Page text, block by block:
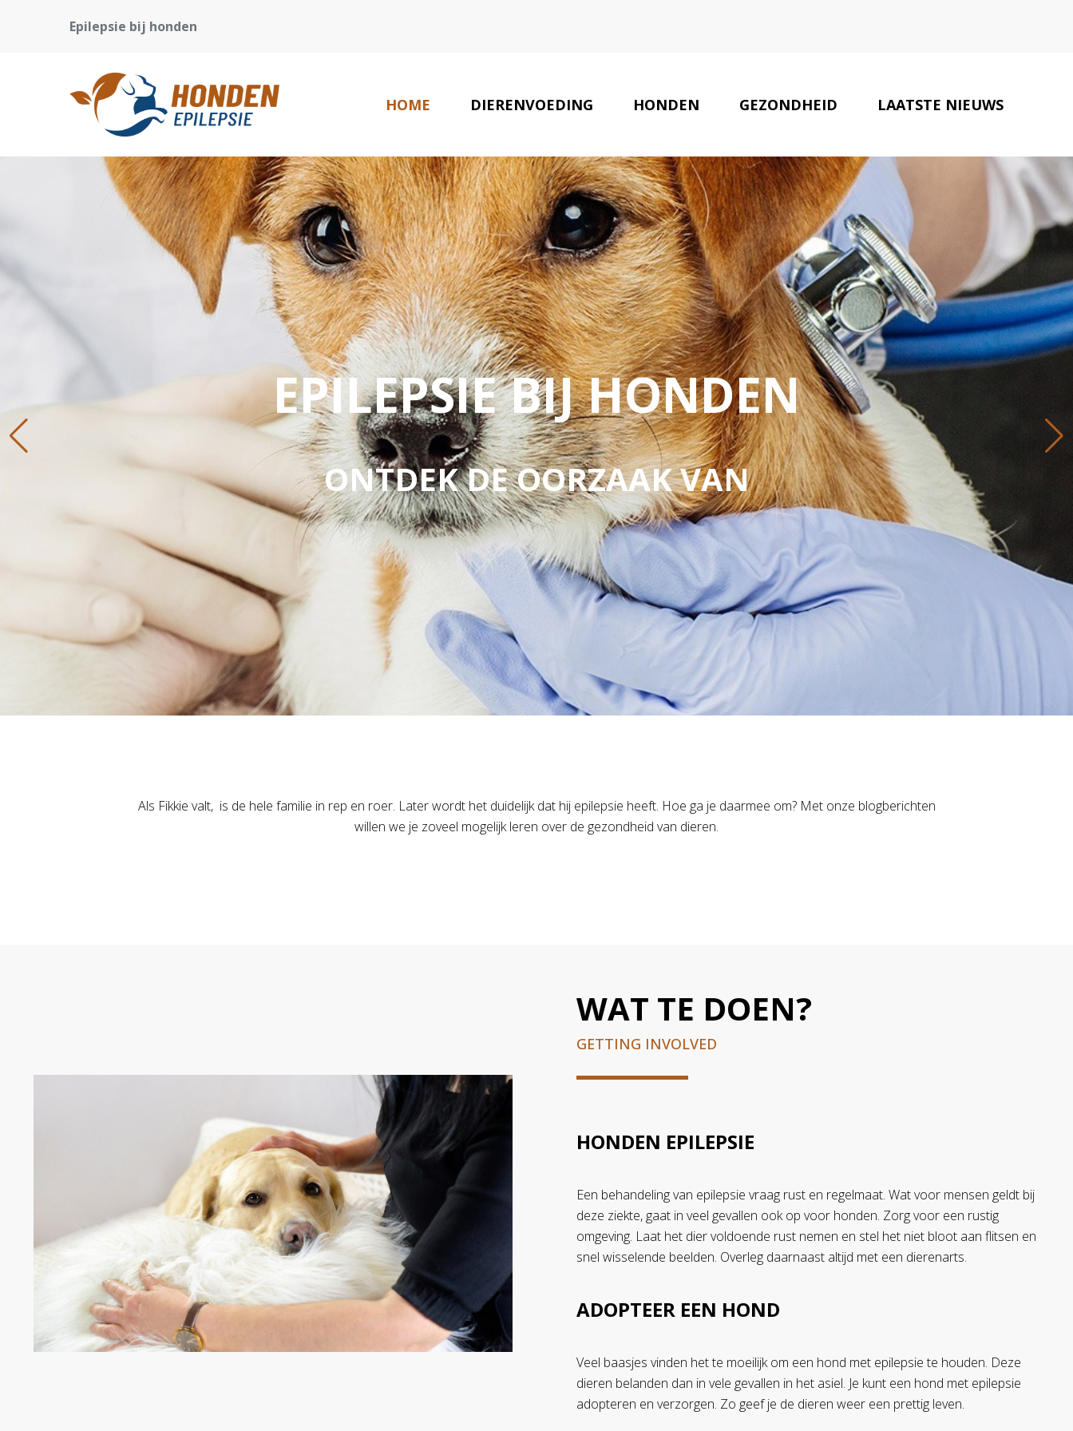
Epilepsie bij honden
HOME DIERENVOEDING HONDEN GEZONDHEID LAATSTE NIEUWS
DIERENARTSEN
EPILEPSIE BIJ HONDEN
ONTDEK DE OORZAAK VAN
Als Fikkie valt, is de hele familie in rep en roer. Later wordt het duidelijk dat hij epilepsie heeft. Hoe ga je daarmee om? Met onze blogberichten
willen we je zoveel mogelijk leren over de gezondheid van dieren.
WAT TE DOEN?
GETTING INVOLVED
HONDEN EPILEPSIE
Een behandeling van epilepsie vraag rust en regelmaat. Wat voor mensen geldt bij
deze ziekte, gaat in veel gevallen ook op voor honden. Zorg voor een rustig
omgeving. Laat het dier voldoende rust nemen en stel het niet bloot aan flitsen en
snel wisselende beelden. Overleg daarnaast altijd met een dierenarts.
ADOPTEER EEN HOND
Veel baasjes vinden het te moeilijk om een hond met epilepsie te houden. Deze
dieren belanden dan in vele gevallen in het asiel. Je kunt een hond met epilepsie
adopteren en verzorgen. Zo geef je de dieren weer een prettig leven.